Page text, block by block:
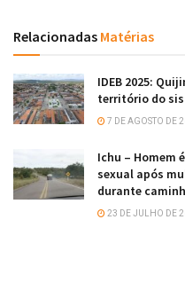
Relacionadas Matérias
IDEB 2025:
território do
7 DE AGOSTO DE
Ichu – Homem
sexual após
durante
23 DE JULHO DE